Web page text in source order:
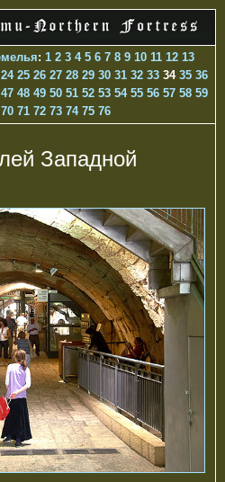
: 1 2 3 4 5 6 7 8 9 10 11 12 13
24 25 26 27 28 29 30 31 32 33 34 35 36
47 48 49 50 51 52 53 54 55 56 57 58 59
70 71 72 73 74 75 76
Западной